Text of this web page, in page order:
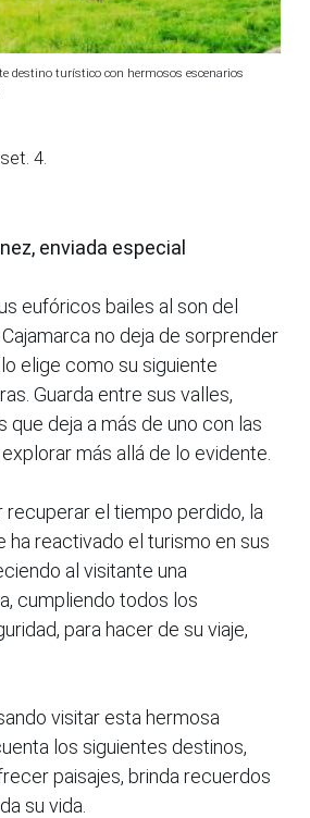
destino turístico con hermosos escenarios
4.
enviada especial
eufóricos bailes al son del
no deja de sorprender
elige como su siguiente
Guarda entre sus valles,
que deja a más de uno con las
más allá de lo evidente.
recuperar el tiempo perdido, la
ha reactivado el turismo en sus
al visitante una
cumpliendo todos los
para hacer de su viaje,
visitar esta hermosa
los siguientes destinos,
paisajes, brinda recuerdos
su vida.